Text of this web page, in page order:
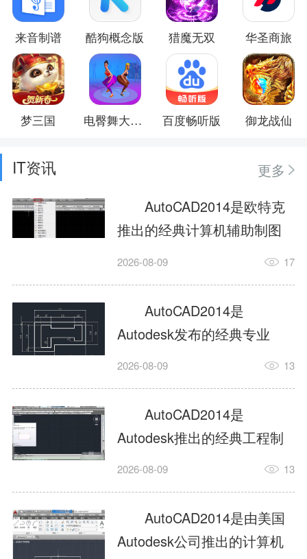
来音制谱 酷狗概念版 猎魔无双 华圣商旅
梦三国 电臀舞大作战 百度畅听版 御龙战仙
IT资讯
更多
AutoCAD2014是欧特克
推出的经典计算机辅助制图
工具，主打稳定2D施工图绘
行业工程设计。版本新增图
纸标签页、实景地理地图、
协同设计交流模块，优化命
令行智能纠错与图层批量管
理，支持Win8触屏操作、点
云扫描数据导入，兼容各类
DWG图纸格式，文件互通...
2026-08-09 17
AutoCAD2014是
Autodesk发布的经典专业
CAD制图设计软件，是工程
绘图工具。软件专注精准二
维绘图、图纸编辑、参数化
设计及基础三维建模，广泛
应用于建筑设计、机械制
造、土木工程、室内设计等
多个行业。软件优化绘图流
畅度与文件兼容性，支持参
2026-08-09 13
AutoCAD2014是
Autodesk推出的经典工程制
图设计软件，主打高效精准
建模作业，适配建筑、机
械、市政、室内设计等多行
业场景。软件优化运行机制
2026-08-09 13
AutoCAD2014是由美国
Autodesk公司推出的计算机